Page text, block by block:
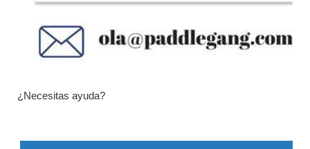
¿Necesitas ayuda?